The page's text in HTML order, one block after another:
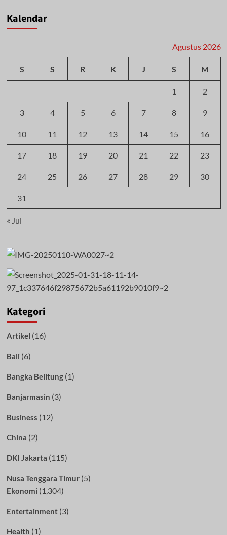
Kalendar
Agustus 2026
S S R K J S M
1 2
3 4 5 6 7 8 9
10 11 12 13 14 15 16
17 18 19 20 21 22 23
24 25 26 27 28 29 30
31
« Jul
Kategori
Artikel (16)
Bali (6)
Bangka Belitung(1)
Banjarmasin (3)
Business (12)
China (2)
DKI Jakarta (115)
Nusa Tenggara Timur(5)
Ekonomi (1,304)
Entertainment(3)
Health (1)